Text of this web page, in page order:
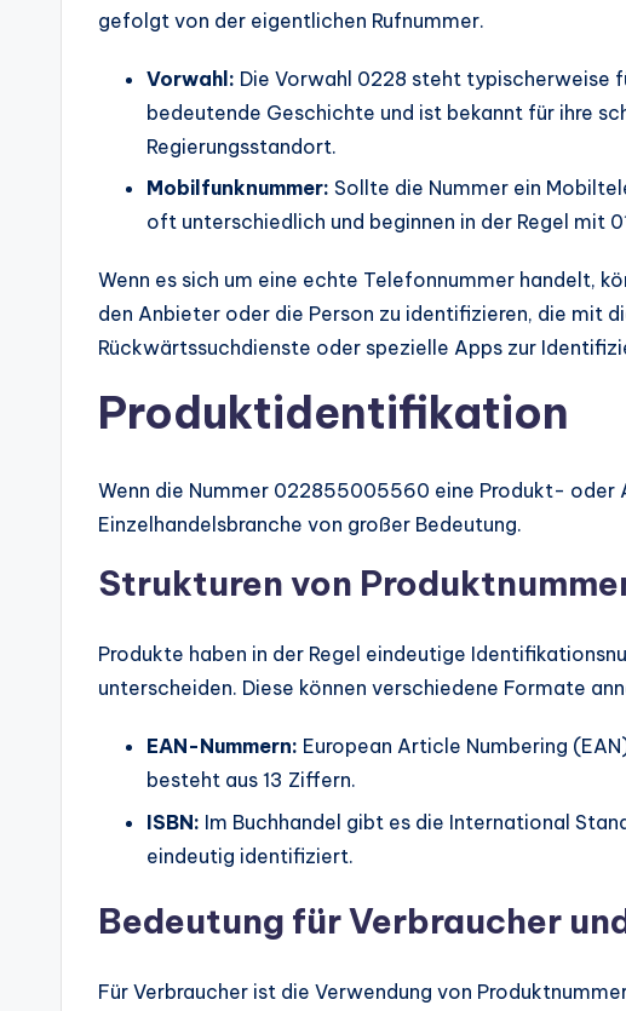
gefolgt von der eigentlichen Rufnummer.
Vorwahl: Die Vorwahl 0228 steht typischerweise
bedeutende Geschichte und ist bekannt für ihre
Regierungsstandort.
Mobilfunknummer: Sollte die Nummer ein
oft unterschiedlich und beginnen in der Regel mit
Wenn es sich um eine echte Telefonnummer handelt,
den Anbieter oder die Person zu identifizieren, die mit
Rückwärtssuchdienste oder spezielle Apps zur
Produktidentifikation
Wenn die Nummer 022855005560 eine Produkt- oder
Einzelhandelsbranche von großer Bedeutung.
Strukturen von
Produkte haben in der Regel eindeutige
unterscheiden. Diese können verschiedene Formate
EAN-Nummern: European Article Numbering
besteht aus 13 Ziffern.
ISBN: Im Buchhandel gibt es die International
eindeutig identifiziert.
Bedeutung für Verbraucher
Für Verbraucher ist die Verwendung von